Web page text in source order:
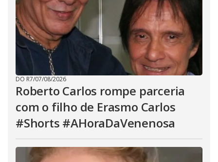
DO R7/07/08/2026
Roberto Carlos rompe parceria
com o filho de Erasmo Carlos
#Shorts #AHoraDaVenenosa